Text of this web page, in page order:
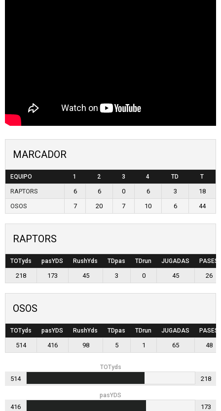
MARCADOR
EQUIPO 1 2 3 4 TD T
RAPTORS 6 6 0 6 3
18
OSOS
7 20 7 10 6 44
RAPTORS
TOTyds pasYDS RushYds TDpas TDrun JUGADAS PASES
218 173 45 3 0 45 26
OSOS
TOTyds pasYDS RushYds TDpas TDrun JUGADAS PASES
514 416 98 5 1 65 48
TOTyds
514 218
pasYDS
416 173